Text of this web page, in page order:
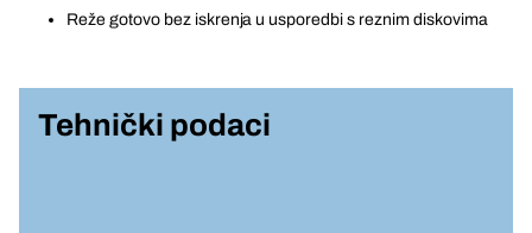
Reže gotovo bez iskrenja u usporedbi s reznim diskovima
Tehnički podaci